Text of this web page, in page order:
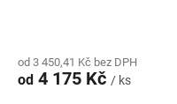
od 3 450,41 Kč bez DPH
od 4 175 Kč / ks